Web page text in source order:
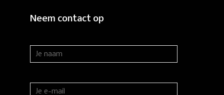
Neem contact op